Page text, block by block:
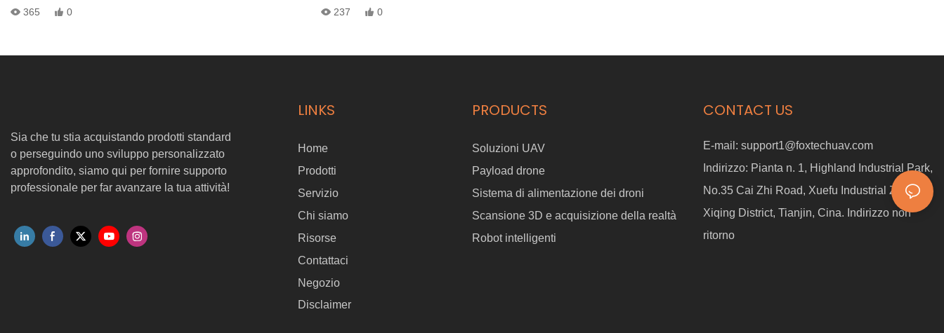
di pulizia sta trasformando la manutenzione della sottostazione.
365 0
altamente avanzata progettato per l'integrazione senza soluzione di
misurazione della distanza in tempo reale di Aeroclean P1 (A2)
semplifica il trasporto e la conservazione, offrendo una soluzione
completa e portatile per le attività di spruzzatura aerea.
237 0
Sia che tu stia acquistando prodotti standard
o perseguindo uno sviluppo personalizzato
approfondito, siamo qui per fornire supporto
professionale per far avanzare la tua attività!
LINKS
Home
Prodotti
Servizio
Chi siamo
Risorse
Contattaci
Negozio
Disclaimer
PRODUCTS
Soluzioni UAV
Payload drone
Sistema di alimentazione dei droni
Scansione 3D e acquisizione della realtà
Robot intelligenti
CONTACT US
E-mail: support1@foxtechuav.com
Indirizzo: Pianta n. 1, Highland Industrial Park,
No.35 Cai Zhi Road, Xuefu Industrial Zone,
Xiqing District, Tianjin, Cina. Indirizzo non
ritorno